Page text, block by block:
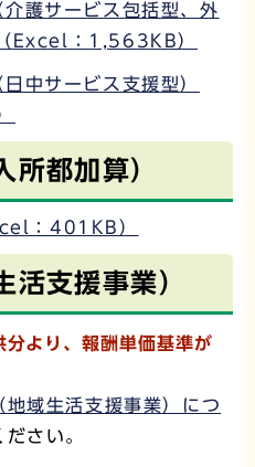
護サービス包括型、外
Excel：1,563KB）
中サービス支援型）
所都加算）
：401KB）
活支援事業）
より、報酬単価基準が
地域生活支援事業）につ
さい。